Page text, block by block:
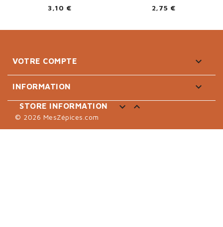
3,10 €
2,75 €
VOTRE COMPTE 
INFORMATION 
STORE INFORMATION  
© 2026 MesZépices.com